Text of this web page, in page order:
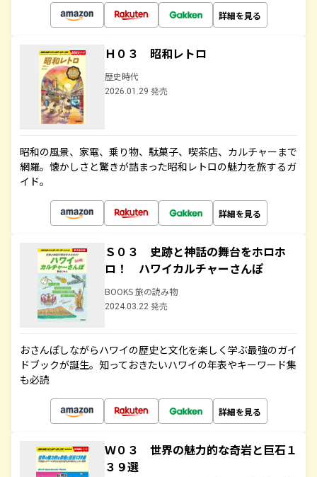
詳細を見る
Ｈ０３ 昭和レトロ
歴史時代
2026.01.29 発売
昭和の風景、家電、乗り物、駄菓子、喫茶店、カルチャーまで
網羅。懐かしさと驚きが詰まった昭和レトロの魅力を旅するガ
イド。
詳細を見る
Ｓ０３ 史跡と神話の舞台をホロホ
ロ！ ハワイカルチャーさんぽ
BOOKS 旅の読み物
2024.03.22 発売
おさんぽしながらハワイの歴史と文化を楽しく学ぶ最強のガイ
ドブックが誕生。知っておきたいハワイの年表やキーワード集
も必読
詳細を見る
Ｗ０３ 世界の魅力的な奇岩と巨石１
３９選